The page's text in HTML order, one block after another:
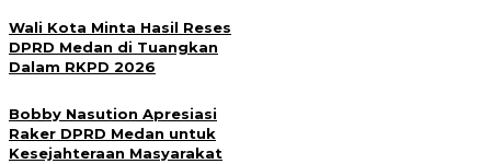
Wali Kota Minta Hasil Reses
DPRD Medan di Tuangkan
Dalam RKPD 2026
Bobby Nasution Apresiasi
Raker DPRD Medan untuk
Kesejahteraan Masyarakat